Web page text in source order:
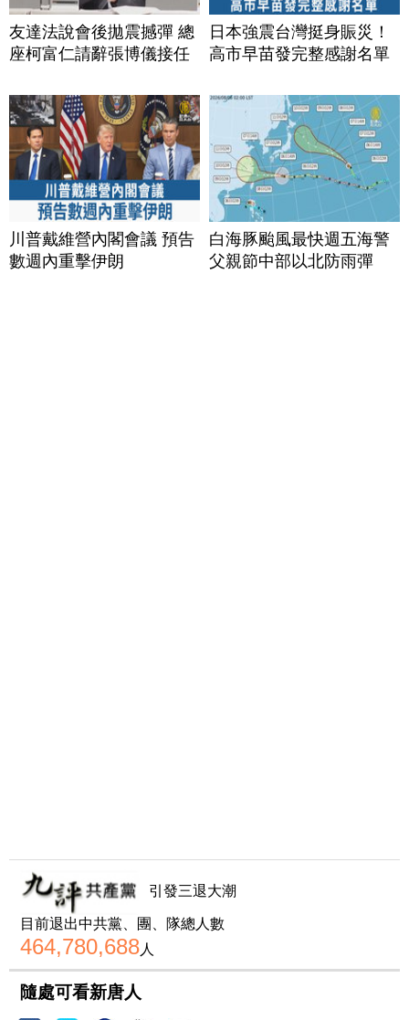
友達法說會後拋震撼彈 總
座柯富仁請辭張博儀接任
日本強震台灣挺身賑災！
高市早苗發完整感謝名單
川普戴維營內閣會議 預告
數週內重擊伊朗
白海豚颱風最快週五海警
父親節中部以北防雨彈
引發三退大潮
目前退出中共黨、團、隊總人數
464,780,688人
隨處可看新唐人